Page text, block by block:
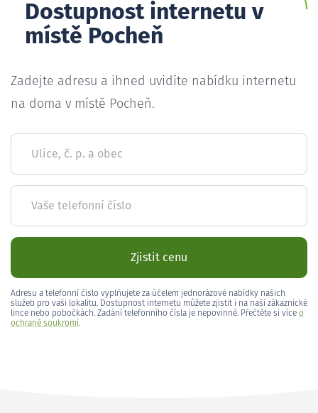
Dostupnost internetu v
místě Pocheň
Zadejte adresu a ihned uvidíte nabídku internetu
na doma v místě Pocheň.
Ulice, č. p. a obec
Vaše telefonní číslo
Zjistit cenu
Adresu a telefonní číslo vyplňujete za účelem jednorázové nabídky našich
služeb pro vaši lokalitu. Dostupnost internetu můžete zjistit i na naší zákaznické
lince nebo pobočkách. Zadání telefonního čísla je nepovinné. Přečtěte si více o
ochraně soukromí.